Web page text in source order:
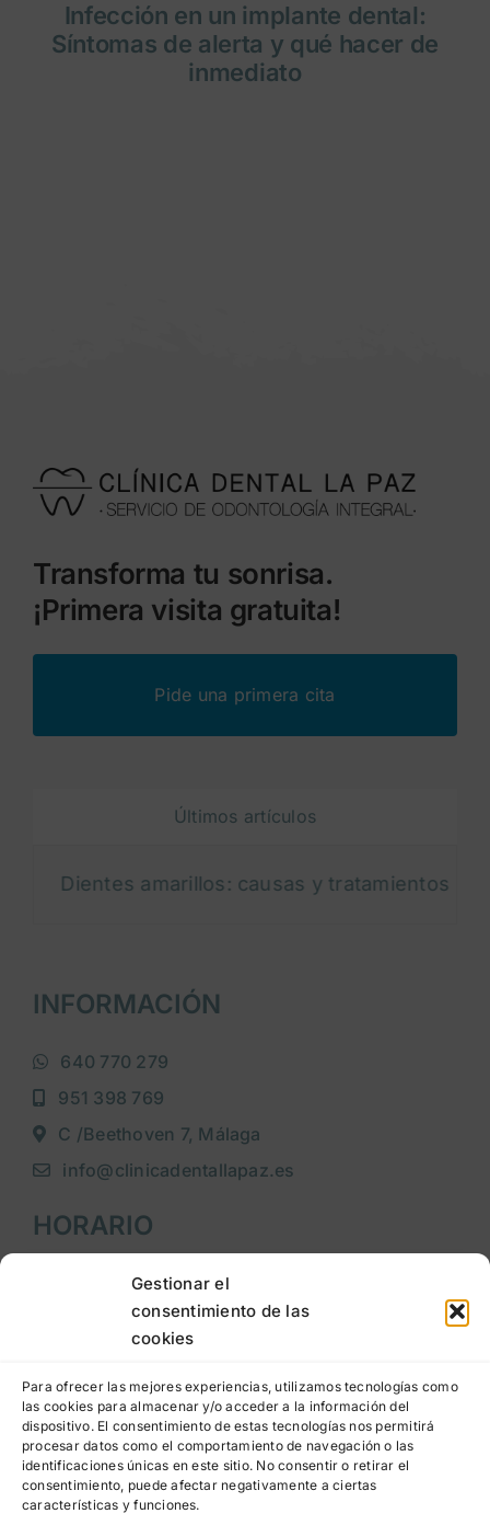
Gestionar el
consentimiento de las
cookies
Para ofrecer las mejores experiencias, utilizamos tecnologías como
las cookies para almacenar y/o acceder a la información del
dispositivo. El consentimiento de estas tecnologías nos permitirá
procesar datos como el comportamiento de navegación o las
identificaciones únicas en este sitio. No consentir o retirar el
consentimiento, puede afectar negativamente a ciertas
características y funciones.
Infección en un implante dental:
Síntomas de alerta y qué hacer de
inmediato
Transforma tu sonrisa.
¡Primera visita gratuita!
Pide una primera cita
Últimos artículos
Dientes amarillos: causas y tratamientos para
INFORMACIÓN
640 770 279
951 398 769
C /Beethoven 7, Málaga
info@clinicadentallapaz.es
HORARIO
Lunes a jueves: 9:00h a 20:00h
Viernes: 9:00h a 15:00h
LEGAL
Aviso legal
Política de privacidad
Política de cookies